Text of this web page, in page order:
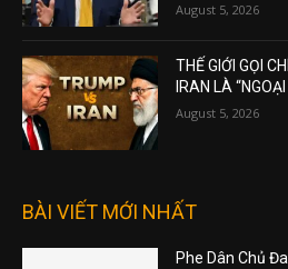
August 5, 2026
THẾ GIỚI GỌI
IRAN LÀ
August 5, 2026
BÀI VIẾT MỚI NHẤT
Phe Dân Chủ